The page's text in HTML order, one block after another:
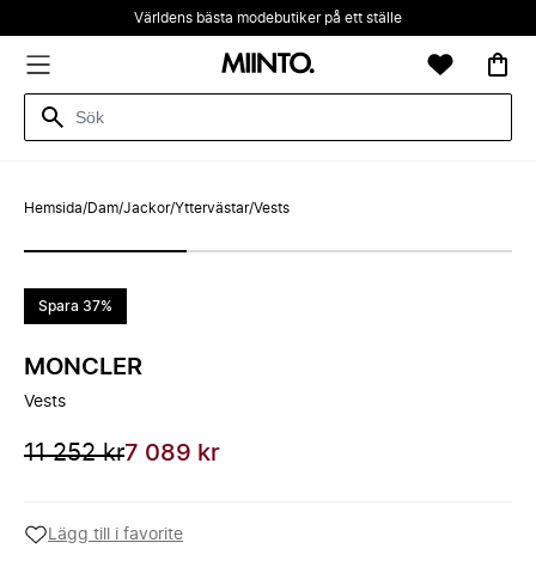
Världens bästa modebutiker på ett ställe
Hemsida/Dam/Jackor/Yttervästar/Vests
Spara 37%
MONCLER
Vests
11 252 kr7 089 kr
Lägg till i favorite